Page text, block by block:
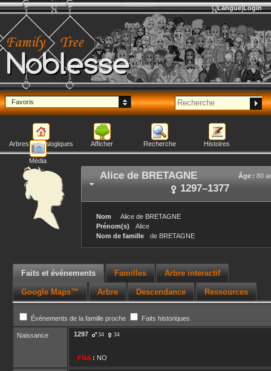
Noblesse
Langue Login
Favoris
Arbres généalogiques Afficher Recherche Histoires
Média
Alice de BRETAGNE Âge : 80
1297–1377
Nom Alice de BRETAGNE
Prénom(s)
Alice
Nom de famille
de BRETAGNE
Faits et événements Familles Arbre interactif
Google Maps™ Arbre Descendance Ressources
Événements de la famille proche Faits historiques
Naissance 1297 34 34
_FNA : NO